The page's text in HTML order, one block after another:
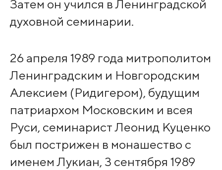
Затем он учился в Ленинградской
духовной семинарии.
26 апреля 1989 года митрополитом
Ленинградским и Новгородским
Алексием (Ридигером), будущим
патриархом Московским и всея
Руси, семинарист Леонид Куценко
был пострижен в монашество с
именем Лукиан, 3 сентября 1989